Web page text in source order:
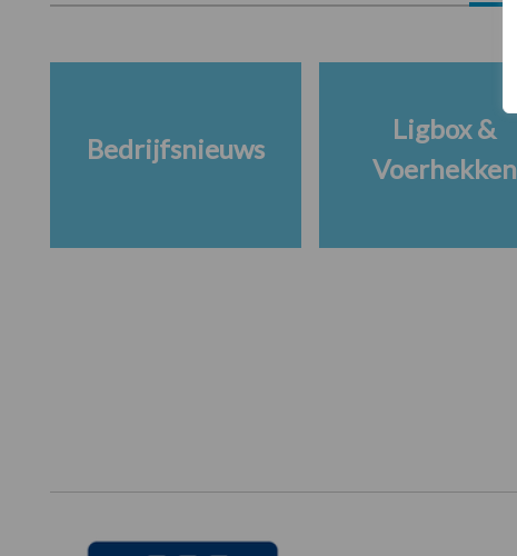
Bedrijfsnieuws
Ligbox &
Voerhekken